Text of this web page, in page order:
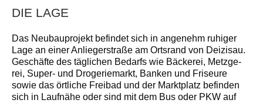
DIE LAGE
Das Neubauprojekt befindet sich in angenehm ruhiger
Lage an einer Anliegerstraße am Ortsrand von Deizisau.
Geschäfte des täglichen Bedarfs wie Bäckerei, Metzge­
rei, Super- und Drogeriemarkt, Banken und Friseure
sowie das örtliche Freibad und der Marktplatz befinden
sich in Laufnähe oder sind mit dem Bus oder PKW auf